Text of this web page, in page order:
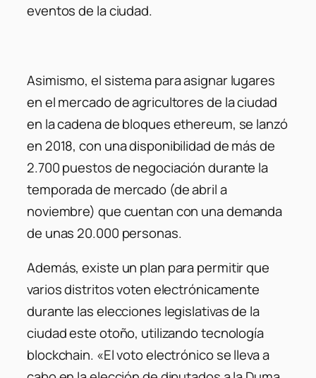
eventos de la ciudad.
Asimismo, el sistema para asignar lugares
en el mercado de agricultores de la ciudad
en la cadena de bloques ethereum, se lanzó
en 2018, con una disponibilidad de más de
2.700 puestos de negociación durante la
temporada de mercado (de abril a
noviembre) que cuentan con una demanda
de unas 20.000 personas.
Además, existe un plan para permitir que
varios distritos voten electrónicamente
durante las elecciones legislativas de la
ciudad este otoño, utilizando tecnología
blockchain. «El voto electrónico se lleva a